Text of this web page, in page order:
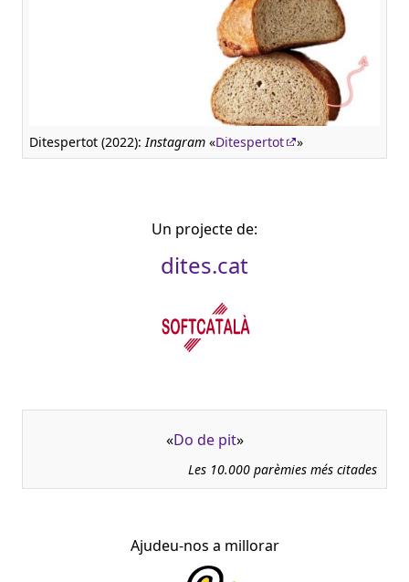
Ditespertot (2022): Instagram «Ditespertot »
Un projecte de:
dites.cat
«Do de pit»
Les 10.000 parèmies més citades
Ajudeu-nos a millorar